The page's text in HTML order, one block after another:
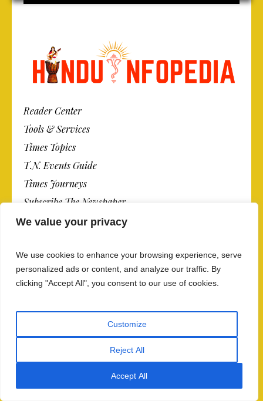
We value your privacy
We use cookies to enhance your browsing experience, serve
personalized ads or content, and analyze our traffic. By
clicking "Accept All", you consent to our use of cookies.
Customize
Reject All
Accept All
Reader Center
Tools & Services
Times Topics
T.N. Events Guide
Times Journeys
Subscribe The Newspaper
Our Contacts
NEWS
Economy
Health